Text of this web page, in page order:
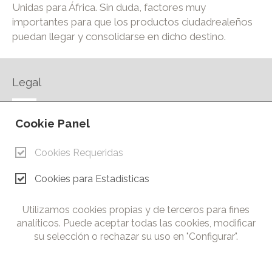
Unidas para África. Sin duda, factores muy
importantes para que los productos ciudadrealeños
puedan llegar y consolidarse en dicho destino.
Legal
AVISO LEGAL
CONTACTO
Cámara de Comercio e Industria de Ciudad Real. Todos los
derechos reservados. Prohibida la reproducción total o parcial
de los contenidos de esta web.
Cookie Panel
Cookies Requeridas
Cookies para Estadísticas
Utilizamos cookies propias y de terceros para fines
analíticos. Puede aceptar todas las cookies, modificar
su selección o rechazar su uso en "Configurar".